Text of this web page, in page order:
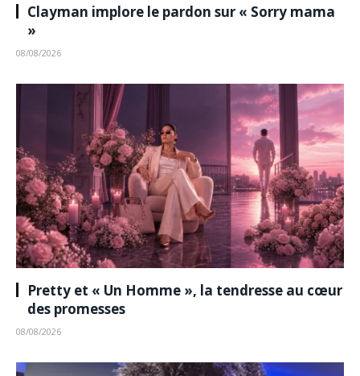
Clayman implore le pardon sur « Sorry mama
»
08/08/2026
Pretty et « Un Homme », la tendresse au cœur
des promesses
08/08/2026